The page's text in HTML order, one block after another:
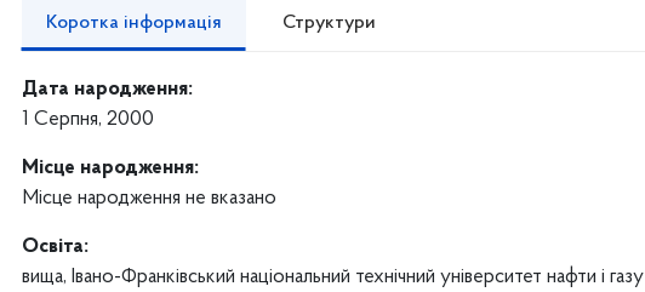
Коротка інформація Структури
Дата народження:
1 Серпня, 2000
Місце народження:
Місце народження не вказано
Освіта:
вища, Івано-Франківський національний технічний університет нафти і газу